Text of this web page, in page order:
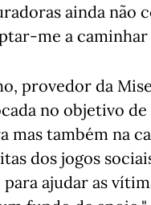
ainda
me a
provedor da
no objetivo
mas também na
dos jogos
ajudar as